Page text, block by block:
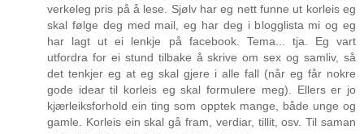
verkeleg pris på å lese. Sjølv har eg nett funne ut korleis eg
skal følge deg med mail, eg har deg i blogglista mi og eg
har lagt ut ei lenkje på facebook. Tema... tja. Eg vart
utfordra for ei stund tilbake å skrive om sex og samliv, så
det tenkjer eg at eg skal gjere i alle fall (når eg får nokre
gode idear til korleis eg skal formulere meg). Ellers er jo
kjærleiksforhold ein ting som opptek mange, både unge og
gamle. Korleis ein skal gå fram, verdiar, tillit, osv. Til saman